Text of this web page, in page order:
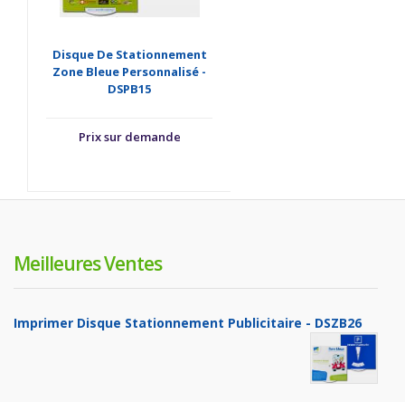
Disque De Stationnement
Zone Bleue Personnalisé -
DSPB15
Prix sur demande
Meilleures Ventes
Imprimer Disque Stationnement Publicitaire - DSZB26